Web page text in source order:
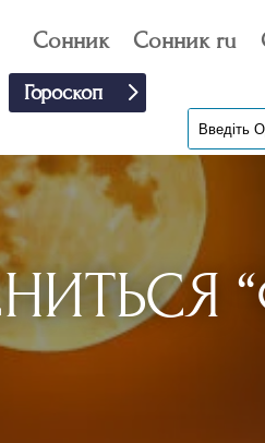
Сонник Сонник ru
Гороскоп